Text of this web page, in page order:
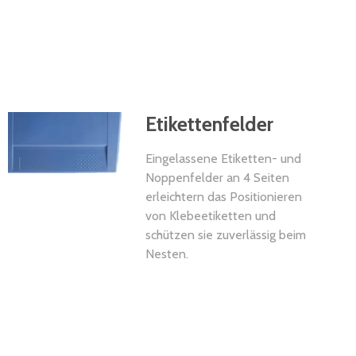
Etikettenfelder
Eingelassene Etiketten- und
Noppenfelder an 4 Seiten
erleichtern das Positionieren
von Klebeetiketten und
schützen sie zuverlässig beim
Nesten.